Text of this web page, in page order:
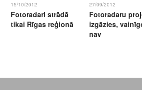
15/10/2012
Fotoradari strādā
tikai Rīgas reģionā
27/09/2012
Fotoradaru
izgāzies,
nav